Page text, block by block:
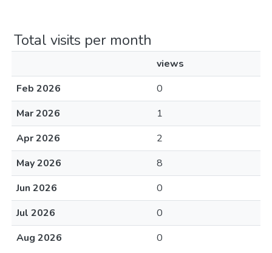
Total visits per month
views
Feb 2026
0
Mar 2026
1
Apr 2026
2
May 2026
8
Jun 2026
0
Jul 2026
0
Aug 2026
0